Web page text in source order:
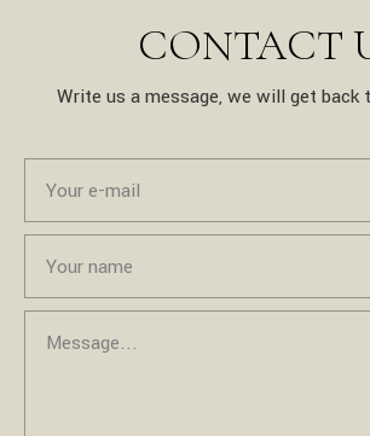
CONTACT
Write us a message, we will get